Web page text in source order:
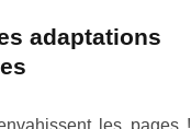
adaptations